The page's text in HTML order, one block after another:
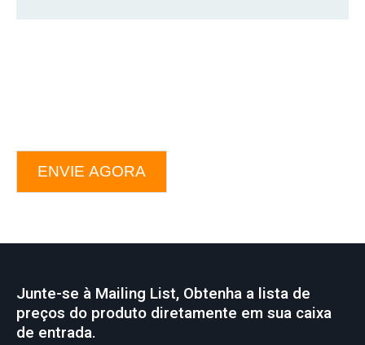
ENVIE AGORA
Junte-se à Mailing List, Obtenha a lista de
preços do produto diretamente em sua caixa
de entrada.